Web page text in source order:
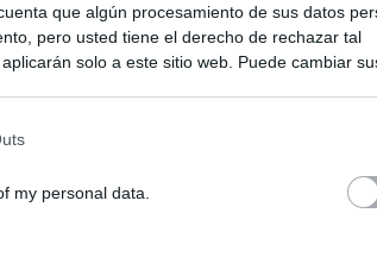
que algún procesamiento de sus datos
pero usted tiene el derecho de rechazar tal
solo a este sitio web. Puede cambiar
my personal data.